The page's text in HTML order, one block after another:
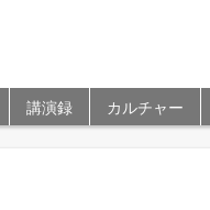
講演録 カルチャー